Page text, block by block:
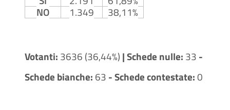
NO
1.349 38,11%
Votanti: 3636 (36,44%) | Schede nulle: 33 -
Schede bianche: 63 - Schede contestate:0